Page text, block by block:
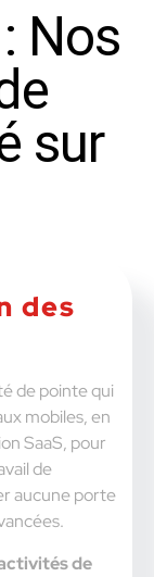
: Nos
sur
des
de pointe qui
mobiles, en
SaaS, pour
de
aucune porte
de